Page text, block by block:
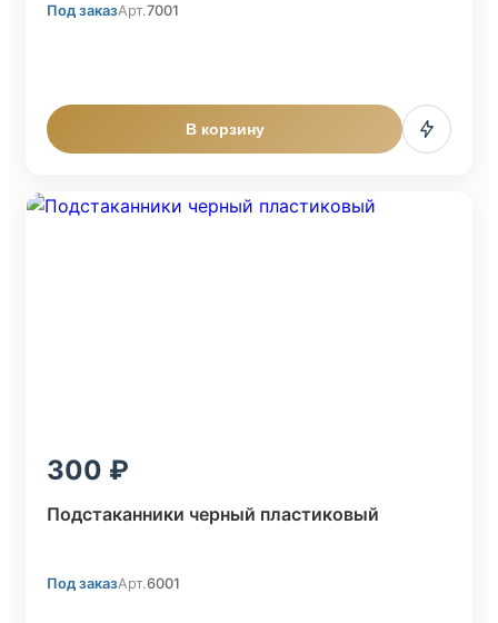
Под заказАрт.7001
В корзину
300
Подстаканники черный пластиковый
Под заказАрт.6001